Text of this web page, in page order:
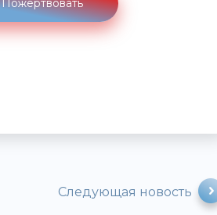
Пожертвовать
Следующая новость